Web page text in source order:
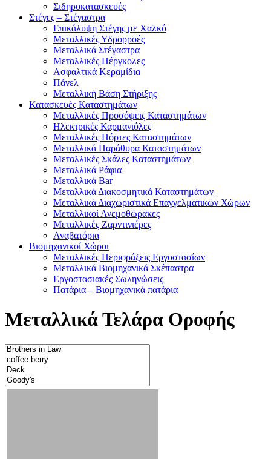
Σιδηροκατασκευές
Στέγες – Στέγαστρα
Επικάλυψη Στέγης με Χαλκό
Μεταλλικές Υδρορροές
Μεταλλικά Στέγαστρα
Μεταλλικές Πέργκολες
Ασφαλτικά Κεραμίδια
Πάνελ
Μεταλλική Βάση Στήριξης
Κατασκευές Καταστημάτων
Μεταλλικές Προσόψεις Καταστημάτων
Ηλεκτρικές Καρμανιόλες
Μεταλλικές Πόρτες Καταστημάτων
Μεταλλικά Παράθυρα Καταστημάτων
Μεταλλικές Σκάλες Καταστημάτων
Μεταλλικά Ράφια
Μεταλλικά Bar
Μεταλλικά Διακοσμητικά Καταστημάτων
Μεταλλικά Διαχωριστικά Επαγγελματικών Χώρων
Μεταλλικοί Ανεμοθώρακες
Μεταλλικές Ζαρντινιέρες
Αναβατόρια
Βιομηχανικοί Χώροι
Μεταλλικές Περιφράξεις Εργοστασίων
Μεταλλικά Βιομηχανικά Σκέπαστρα
Εργοστασιακές Σωληνώσεις
Πατάρια – Βιομηχανικά πατάρια
Μεταλλικά Τελάρα Οροφής